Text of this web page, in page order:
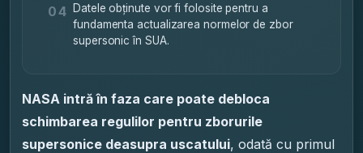
04
Datele obținute vor fi folosite pentru a
fundamenta actualizarea normelor de zbor
supersonic în SUA.
NASA intră în faza care poate debloca
schimbarea regulilor pentru zborurile
supersonice deasupra uscatului, odată cu primul